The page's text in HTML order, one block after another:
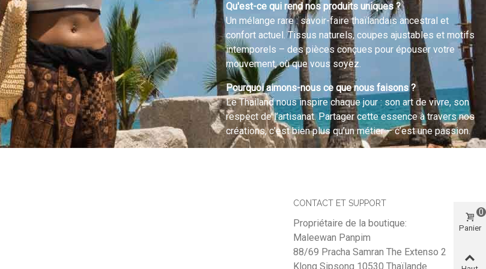
Qu'est-ce qui rend nos produits uniques ?
Un mélange rare : savoir-faire thaïlandais ancestral et
confort actuel. Tissus naturels, coupes ajustables et motifs
intemporels – des pièces conçues pour épouser votre
mouvement, où que vous soyez.
Pourquoi aimons-nous ce que nous faisons ?
Le Thailand nous inspire chaque jour : son art de vivre, son
respect de l’artisanat. Partager cette essence à travers nos
créations, c’est bien plus qu’un métier – c’est une passion.
CONTACT ET SUPPORT
Propriétaire de la boutique:
Maleewan Panpim
88/69 Pracha Samran The Extenso 2
Klong Sipsong 10530 Thaïlande
Panier
0